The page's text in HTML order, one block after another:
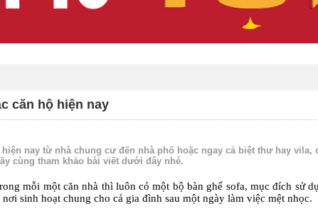
căn hộ hiện nay
nay từ nhà chung cư đến nhà phố hoặc ngay cả biệt thư hay vila,
cùng tham khảo bài viết dưới đây nhé.
mỗi một căn nhà thì luôn có một bộ bàn ghế sofa, mục đích sử
sinh hoạt chung cho cả gia đình sau một ngày làm việc mệt nhọc.